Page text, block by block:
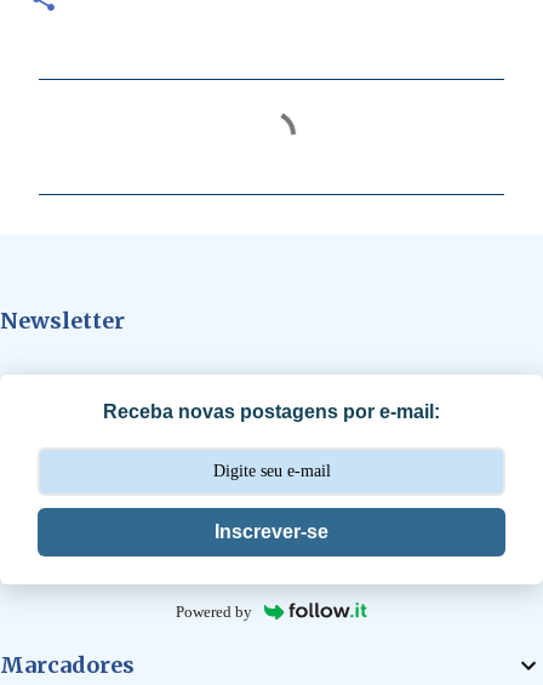
á
s
Newsletter
Receba novas postagens por e-mail:
Inscrever-se
Powered by
Marcadores